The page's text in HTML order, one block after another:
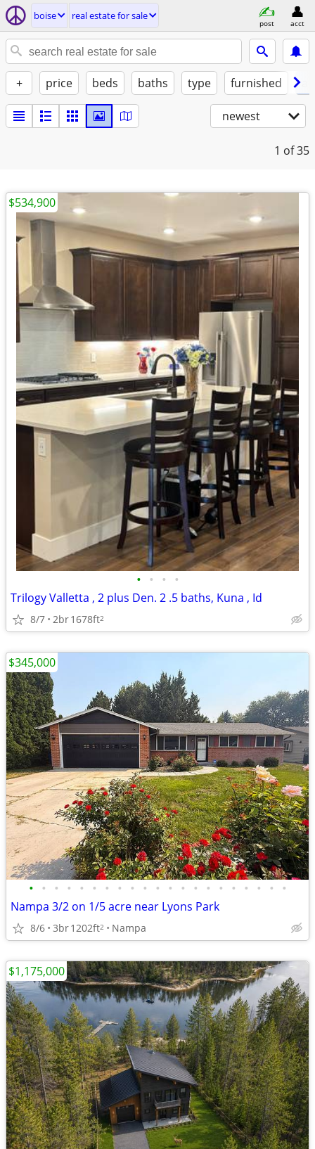
boise real estate for sale
post acct
+ price beds baths type furnished
newest
1 of 35
• • • •
Trilogy Valletta , 2 plus Den. 2 .5 baths, Kuna , Id
8/7 2br1678ft2
$534,900
• • • • • • • • • • • • • • • • • • • • •
Nampa 3/2 on 1/5 acre near Lyons Park
8/6 3br1202ft2 Nampa
$345,000
$1,175,000